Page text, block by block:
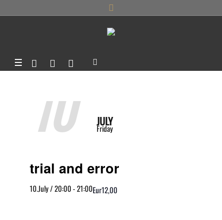
10 JULY
Friday
trial and error
10.July / 20:00-21:00Eur12,00